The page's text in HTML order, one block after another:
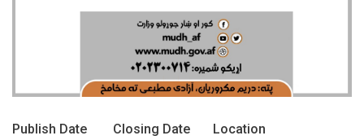
Publish Date Closing Date Location